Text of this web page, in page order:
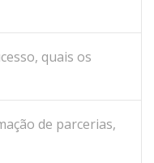
quais os
de parcerias,